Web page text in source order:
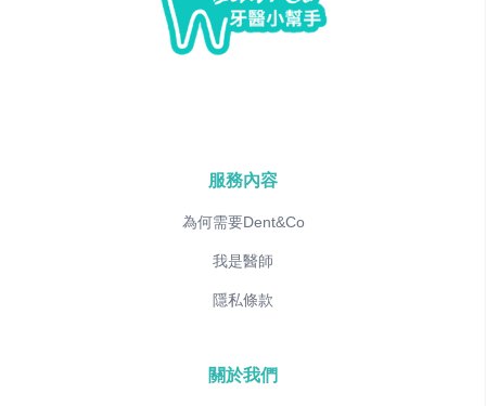
服務內容
為何需要Dent&Co
我是醫師
隱私條款
關於我們